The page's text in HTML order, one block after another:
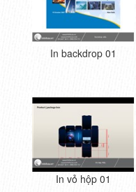
In backdrop 01
In vỏ hộp 01